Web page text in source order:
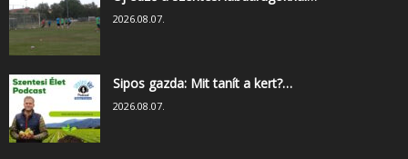
2026.08.07.
Sipos gazda: Mit tanít a kert?…
2026.08.07.